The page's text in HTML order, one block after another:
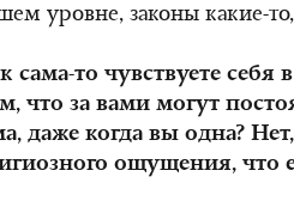
уровне, законы какие-
сама-то чувствуете себя
что за вами могут
даже когда вы одна? Нет,
ощущения, что